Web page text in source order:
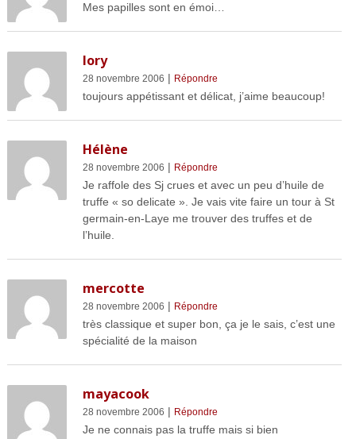
Mes papilles sont en émoi…
lory
28 novembre 2006 | Répondre
toujours appétissant et délicat, j’aime beaucoup!
Hélène
28 novembre 2006 | Répondre
Je raffole des Sj crues et avec un peu d’huile de
truffe « so delicate ». Je vais vite faire un tour à St
germain-en-Laye me trouver des truffes et de
l’huile.
mercotte
28 novembre 2006 | Répondre
très classique et super bon, ça je le sais, c’est une
spécialité de la maison
mayacook
28 novembre 2006 | Répondre
Je ne connais pas la truffe mais si bien